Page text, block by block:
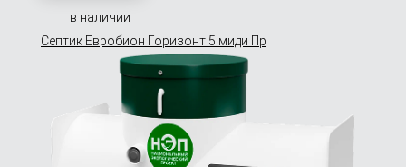
в наличии
Септик Евробион Горизонт 5 миди Пр